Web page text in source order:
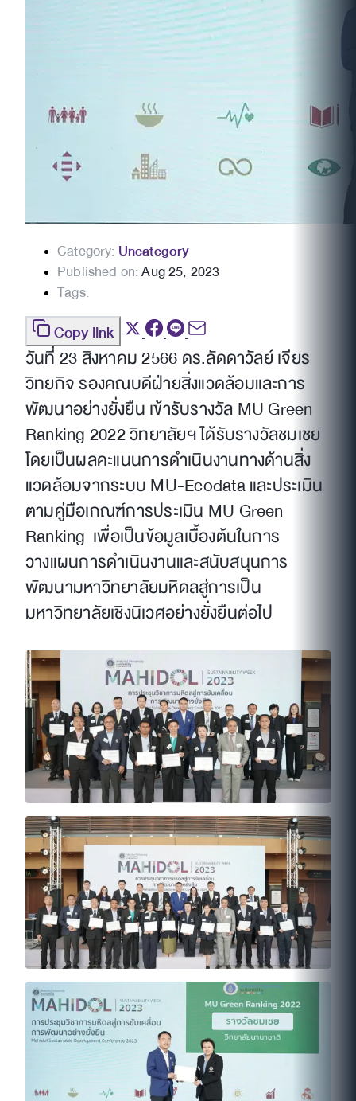
Category: Uncategory
Published on:Aug 25, 2023
Tags:
Copy link
วันที่ 23 สิงหาคม 2566 ดร.ลัดดาวัลย์ เจียร
วิทยกิจ รองคณบดีฝ่ายสิ่งแวดล้อมและการ
พัฒนาอย่างยั่งยืน เข้ารับรางวัล MU Green
Ranking 2022 วิทยาลัยฯ ได้รับรางวัลชมเชย
โดยเป็นผลคะแนนการดำเนินงานทางด้านสิ่ง
แวดล้อมจากระบบ MU-Ecodata และประเมิน
ตามคู่มือเกณฑ์การประเมิน MU Green
Ranking เพื่อเป็นข้อมูลเบื้องต้นในการ
วางแผนการดำเนินงานและสนับสนุนการ
พัฒนามหาวิทยาลัยมหิดลสู่การเป็น
มหาวิทยาลัยเชิงนิเวศอย่างยั่งยืนต่อไป